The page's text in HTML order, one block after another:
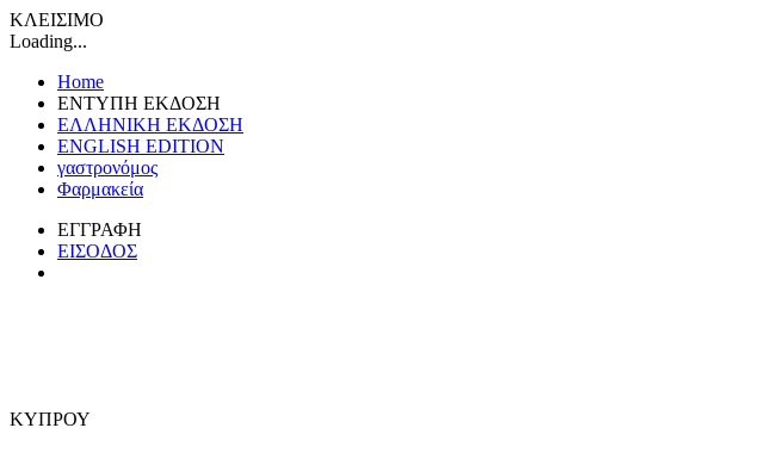
ΚΛΕΙΣΙΜΟ
Loading...
Home
ΕΝΤΥΠΗ ΕΚΔΟΣΗ
ΕΛΛΗΝΙΚΗ ΕΚΔΟΣΗ
ENGLISH EDITION
γαστρονόμος
Φαρμακεία
ΕΓΓΡΑΦΗ
ΕΙΣΟΔΟΣ
ΚΥΠΡΟΥ